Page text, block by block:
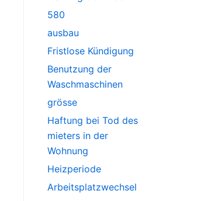
580
ausbau
Fristlose Kündigung
Benutzung der
Waschmaschinen
grösse
Haftung bei Tod des
mieters in der
Wohnung
Heizperiode
Arbeitsplatzwechsel